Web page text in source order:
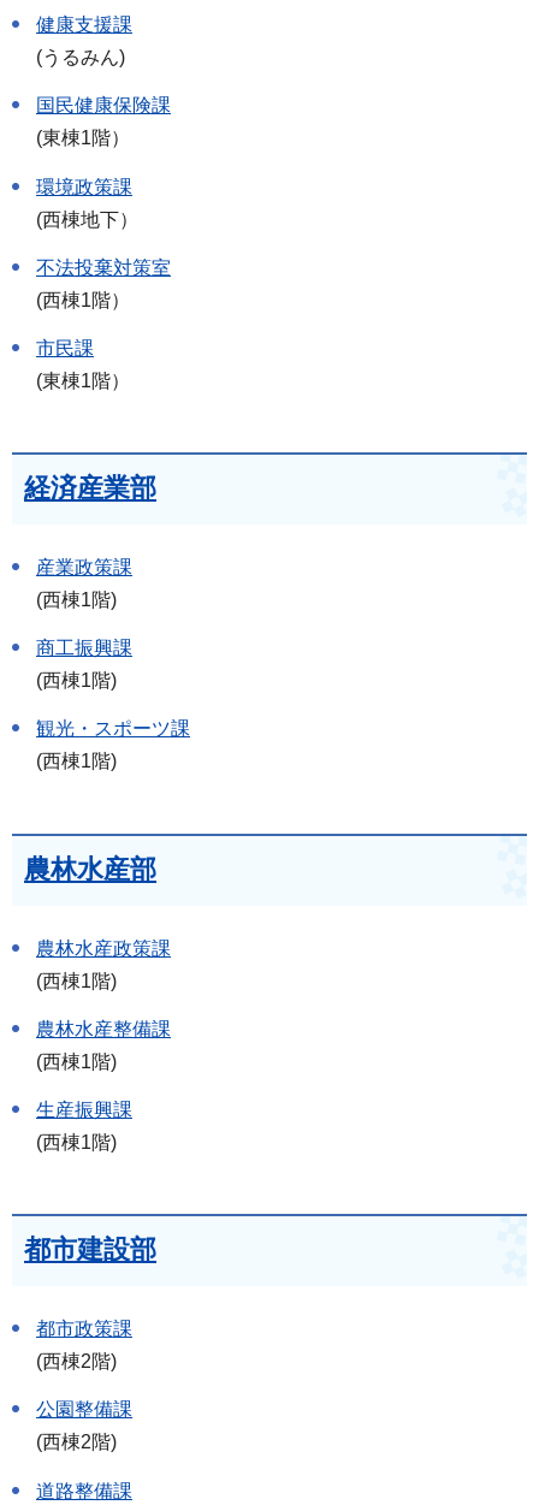
健康支援課
(うるみん)
国民健康保険課
(東棟1階）
環境政策課
(西棟地下）
不法投棄対策室
(西棟1階）
市民課
(東棟1階）
経済産業部
産業政策課
(西棟1階)
商工振興課
(西棟1階)
観光・スポーツ課
(西棟1階)
農林水産部
農林水産政策課
(西棟1階)
農林水産整備課
(西棟1階)
生産振興課
(西棟1階)
都市建設部
都市政策課
(西棟2階)
公園整備課
(西棟2階)
道路整備課